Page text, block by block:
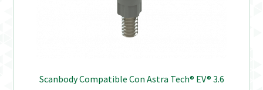
Scanbody Compatible Con Astra Tech® EV® 3.6